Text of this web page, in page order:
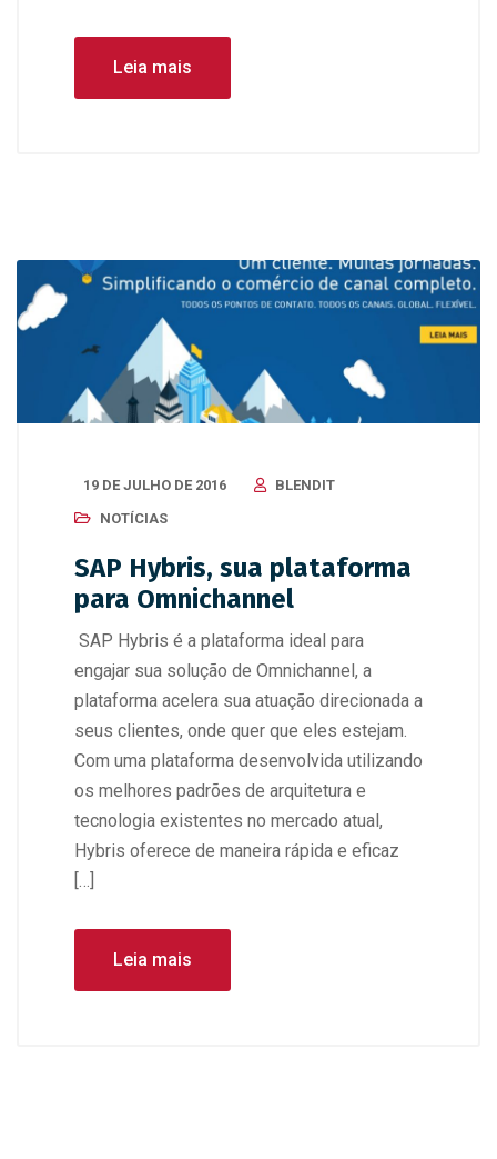
Leia mais
19 DE JULHO DE 2016
BLENDIT
NOTÍCIAS
SAP Hybris, sua plataforma
para Omnichannel
SAP Hybris é a plataforma ideal para
engajar sua solução de Omnichannel, a
plataforma acelera sua atuação direcionada a
seus clientes, onde quer que eles estejam.
Com uma plataforma desenvolvida utilizando
os melhores padrões de arquitetura e
tecnologia existentes no mercado atual,
Hybris oferece de maneira rápida e eficaz
[…]
Leia mais